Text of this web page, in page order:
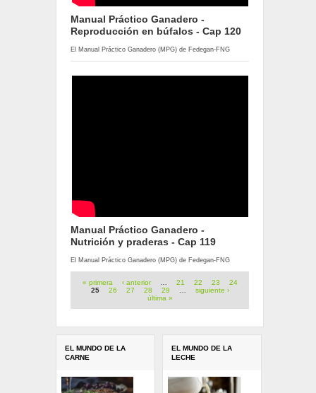
Manual Práctico Ganadero -
Reproducción en búfalos - Cap 120
El Manual Práctico Ganadero (MPG) de Fedegan-FNG
Manual Práctico Ganadero -
Nutrición y praderas - Cap 119
El Manual Práctico Ganadero (MPG) de Fedegan-FNG
Páginas
« primera ‹ anterior … 21 22 23
24
25
26 27 28 29 …
siguiente ›
última »
EL MUNDO DE LA
CARNE
EL MUNDO DE LA
LECHE